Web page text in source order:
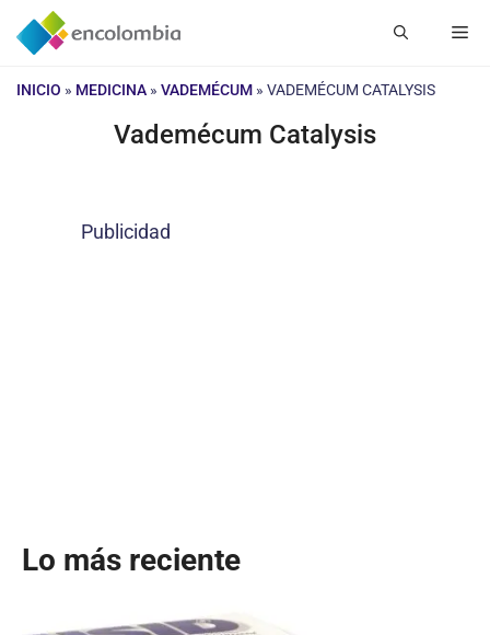
Saltar
INICIO » MEDICINA » VADEMÉCUM » VADEMÉCUM CATALYSIS
Vademécum Catalysis
Publicidad
Lo más reciente